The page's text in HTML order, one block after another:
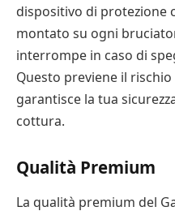
dispositivo di protezione
montato su ogni
interrompe in caso di
Questo previene il
garantisce la tua
cottura.
Qualità Premium
La qualità premium del